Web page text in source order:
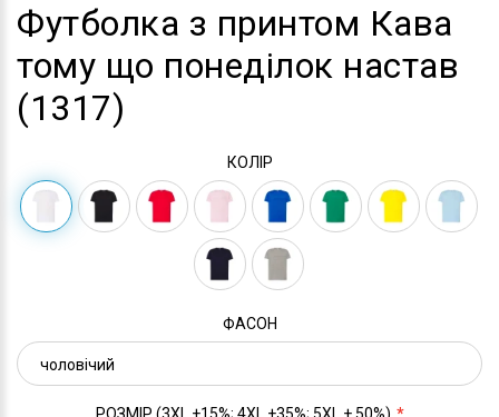
Футболка з принтом Кава
тому що понеділок настав
(1317)
КОЛІР
ФАСОН
РОЗМІР (3XL +15%; 4XL +35%; 5XL + 50%)